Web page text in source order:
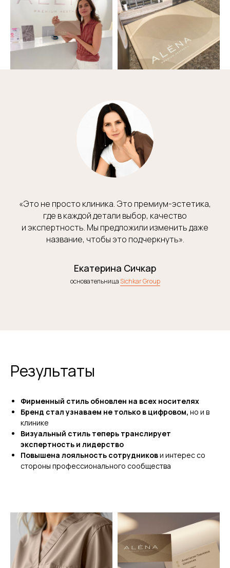
«Это не просто клиника. Это премиум-эстетика,
где в каждой детали выбор, качество
и экспертность. Мы предложили изменить даже
название, чтобы это подчеркнуть».
Екатерина Сичкар
основательница Sichkar Group
Результаты
Фирменный стиль обновлен на всех носителях
Бренд стал узнаваем не только в цифровом, но и в
клинике
Визуальный стиль теперь транслирует
экспертность и лидерство
Повышена лояльность сотрудникови интерес со
стороны профессионального сообщества